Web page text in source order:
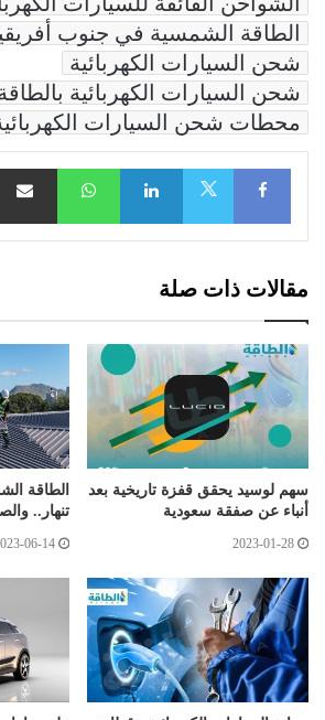
الطاقة الشمسية في جنوب
شحن السيارات الكهربائية
شحن السيارات الكهربائية
محطات شحن السيارات
Facebook
LinkedIn
مقالات ذات صلة
سهم لوسيد يحقق قفزة تاريخية بعد
أنباء عن صفقة سعودية
2023-01-28
الطاقة
تنهار..
06-14